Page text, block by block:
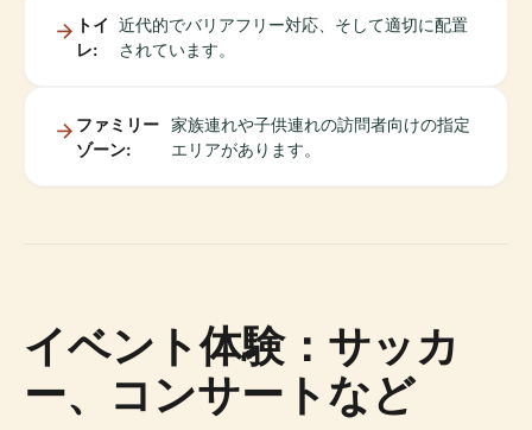
トイ
レ:
近代的でバリアフリー対応、そして適切に配置
されています。
ファミリー
ゾーン:
家族連れや子供連れの訪問者向けの指定
エリアがあります。
イベント体験：サッカ
ー、コンサートなど